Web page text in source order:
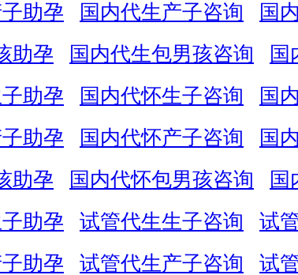
助孕
国内代生产子咨询
国
助孕
国内代生包男孩咨询
国
助孕
国内代怀生子咨询
国
助孕
国内代怀产子咨询
国
助孕
国内代怀包男孩咨询
国
助孕
试管代生生子咨询
试
助孕
试管代生产子咨询
试